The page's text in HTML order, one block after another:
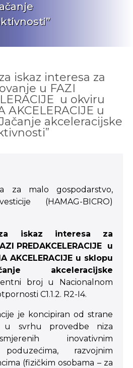
iskaz interesa za
u FAZI
u okviru
AKCELERACIJE u
akceleracijske
za malo gospodarstvo,
(HAMAG-BICRO)
iskaz interesa za
PREDAKCELERACIJE u
AKCELERACIJE u sklopu
akceleracijske
broj u Nacionalnom
C1.1.2. R2-I4.
je koncipiran od strane
a u svrhu provedbe niza
inovativnim
poduzećima, razvojnim
(fizičkim osobama – za